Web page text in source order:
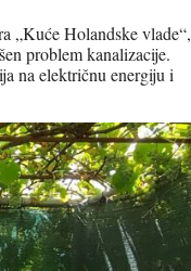
„Kuće Holandske vlade“,
problem kanalizacije.
na električnu energiju i